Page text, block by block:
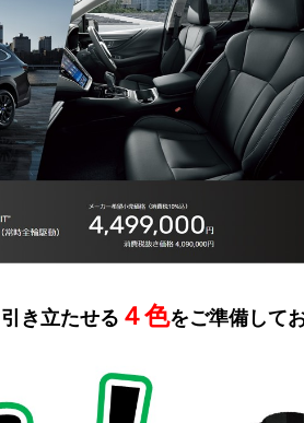
き立たせる ４色をご準備して